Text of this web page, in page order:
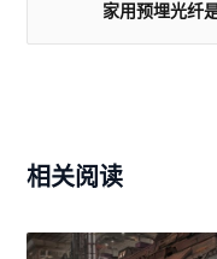
家用预埋光纤
相关阅读